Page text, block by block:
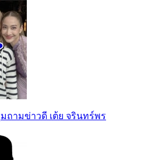
ถามข่าวดี เต้ย จรินทร์พร